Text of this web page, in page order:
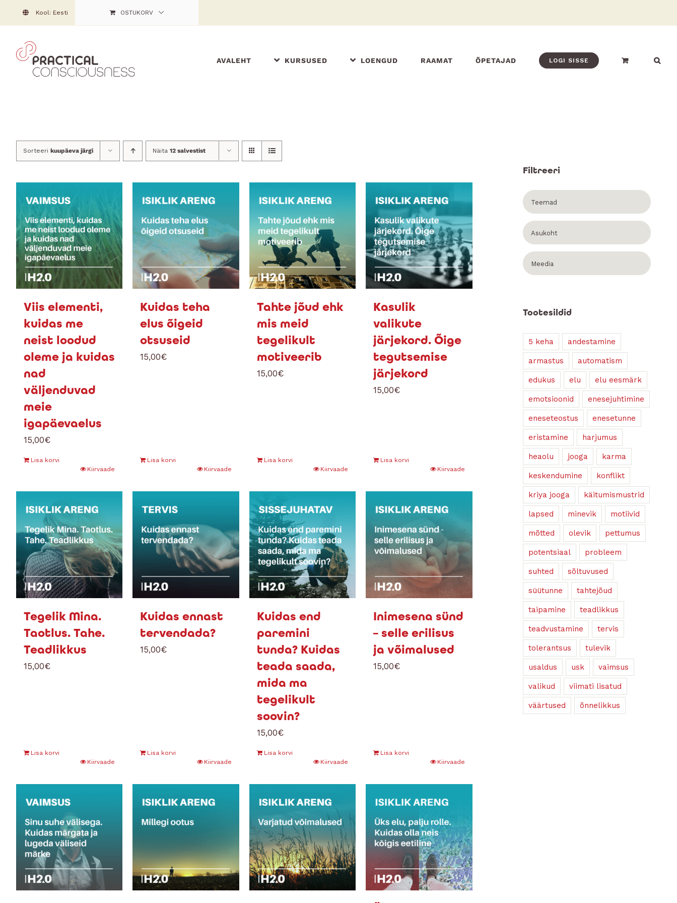
to
content
Kool: Eesti OSTUKORV
AVALEHT KURSUSED LOENGUD RAAMAT ÕPETAJAD LOGI SISSE
Sorteeri kuupäeva järgi Näita 12 salvestist
Viis elementi,
kuidas me
neist loodud
oleme ja kuidas
nad
väljenduvad
meie
igapäevaelus
15,00€
Lisa korvi
Kiirvaade
Kuidas teha
elus õigeid
otsuseid
15,00€
Lisa korvi
Kiirvaade
Tahte jõud ehk
mis meid
tegelikult
motiveerib
15,00€
Lisa korvi
Kiirvaade
Kasulik
valikute
järjekord. Õige
tegutsemise
järjekord
15,00€
Lisa korvi
Kiirvaade
Tegelik Mina.
Taotlus. Tahe.
Teadlikkus
15,00€
Lisa korvi
Kiirvaade
Kuidas ennast
tervendada?
15,00€
Lisa korvi
Kiirvaade
Kuidas end
paremini
tunda? Kuidas
teada saada,
mida ma
tegelikult
soovin?
15,00€
Lisa korvi
Kiirvaade
Inimesena sünd
– selle erilisus
ja võimalused
15,00€
Lisa korvi
Kiirvaade
Filtreeri
Teemad
Asukoht
Meedia
Tootesildid
5 keha andestamine
armastus automatism
edukus elu elu eesmärk
emotsioonid enesejuhtimine
eneseteostus enesetunne
eristamine harjumus
heaolu jooga karma
keskendumine konflikt
kriya jooga käitumismustrid
lapsed minevik motiivid
mõtted olevik pettumus
potentsiaal probleem
suhted sõltuvused
süütunne tahtejõud
taipamine teadlikkus
teadvustamine tervis
tolerantsus tulevik
usaldus usk vaimsus
valikud viimati lisatud
väärtused õnnelikkus